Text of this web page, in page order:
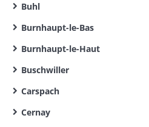
Buhl
Burnhaupt-le-Bas
Burnhaupt-le-Haut
Buschwiller
Carspach
Cernay